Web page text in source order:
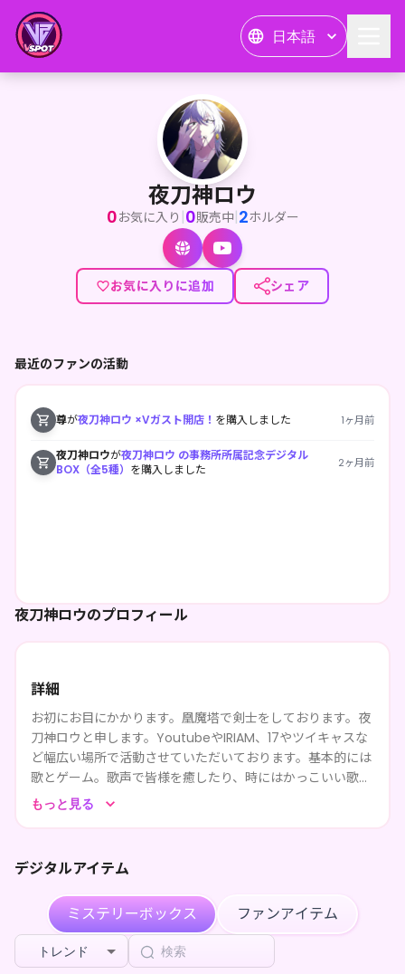
日本語
夜刀神ロウ
<p>お初にお目にかかります。凰魔塔で剣士をしております
夜刀神ロウ
0お気に入り |0販売中|2ホルダー
お気に入りに追加 シェア
夜刀神ロウのプロフィール
詳細
お初にお目にかかります。凰魔塔で剣士をしております。夜
刀神ロウと申します。YoutubeやIRIAM、17やツイキャスな
ど幅広い場所で活動させていただいております。基本的には
歌とゲーム。歌声で皆様を癒したり、時にはかっこいい歌を
歌ってテンションをあげたり。ゲームでは単発ゲーム中心で
もっと見る
デジタルアイテム
ミステリーボックス ファンアイテム
トレンド
最近のファンの活動
尊が夜刀神ロウ ×Vガスト開店！ を購入しました 1ヶ月前
夜刀神ロウが夜刀神ロウ の事務所所属記念デジタル
BOX（全5種） を購入しました 2ヶ月前